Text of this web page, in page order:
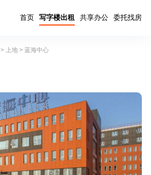
首页 写字楼出租 共享办公 委托找房
> 上地> 蓝海中心